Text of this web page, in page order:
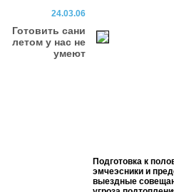
24.03.06
Готовить сани
летом у нас не
умеют
Подготовка к
эмчеэсники и
выездные